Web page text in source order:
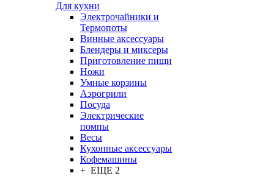
Для кухни
Электрочайники и
Термопоты
Винные аксессуары
Блендеры и миксеры
Приготовление пищи
Ножи
Умные корзины
Аэрогрили
Посуда
Электрические
помпы
Весы
Кухонные аксессуары
Кофемашины
+ ЕЩЕ 2